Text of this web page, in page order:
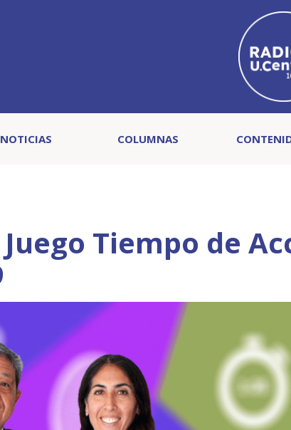
NOTICIAS COLUMNAS
Tiempo de